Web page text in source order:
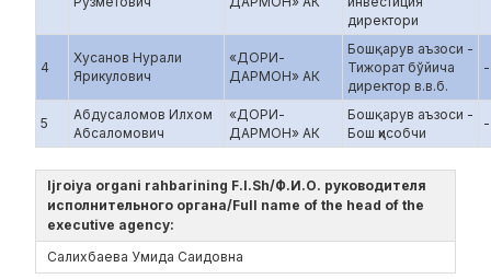
директори
4
Хусанов Нурали
Ярикулович
«ДОРИ-
ДАРМОН» АК
Бошқарув аъзоси -
Тижорат бўйича
директор в.в.б.
-
5
Абдусаломов Илхом
Абсаломович
«ДОРИ-
ДАРМОН» АК
Бошқарув аъзоси -
Бош ҳисобчи
-
Ijroiya organi rahbarining F.I.Sh/Ф.И.О. руководителя
исполнительного органа/Full name of the head of the
executive agency:
Салихбаева Умида Саидовна